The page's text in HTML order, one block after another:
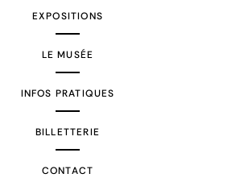
EXPOSITIONS
LE MUSÉE
INFOS PRATIQUES
BILLETTERIE
CONTACT